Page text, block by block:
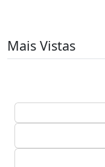
Mais Vistas